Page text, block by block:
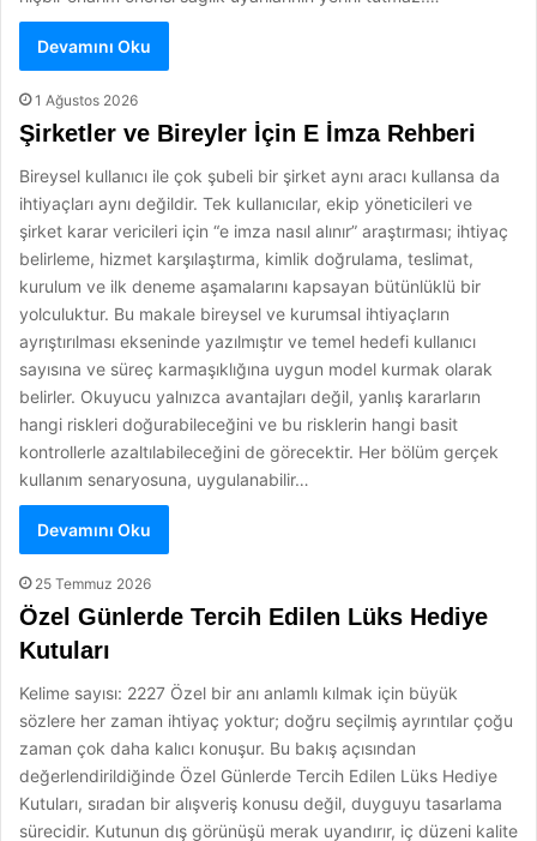
Devamını Oku
1 Ağustos 2026
Şirketler ve Bireyler İçin E İmza Rehberi
Bireysel kullanıcı ile çok şubeli bir şirket aynı aracı kullansa da
ihtiyaçları aynı değildir. Tek kullanıcılar, ekip yöneticileri ve
şirket karar vericileri için “e imza nasıl alınır” araştırması; ihtiyaç
belirleme, hizmet karşılaştırma, kimlik doğrulama, teslimat,
kurulum ve ilk deneme aşamalarını kapsayan bütünlüklü bir
yolculuktur. Bu makale bireysel ve kurumsal ihtiyaçların
ayrıştırılması ekseninde yazılmıştır ve temel hedefi kullanıcı
sayısına ve süreç karmaşıklığına uygun model kurmak olarak
belirler. Okuyucu yalnızca avantajları değil, yanlış kararların
hangi riskleri doğurabileceğini ve bu risklerin hangi basit
kontrollerle azaltılabileceğini de görecektir. Her bölüm gerçek
kullanım senaryosuna, uygulanabilir…
Devamını Oku
25 Temmuz 2026
Özel Günlerde Tercih Edilen Lüks Hediye
Kutuları
Kelime sayısı: 2227 Özel bir anı anlamlı kılmak için büyük
sözlere her zaman ihtiyaç yoktur; doğru seçilmiş ayrıntılar çoğu
zaman çok daha kalıcı konuşur. Bu bakış açısından
değerlendirildiğinde Özel Günlerde Tercih Edilen Lüks Hediye
Kutuları, sıradan bir alışveriş konusu değil, duyguyu tasarlama
sürecidir. Kutunun dış görünüşü merak uyandırır, iç düzeni kalite